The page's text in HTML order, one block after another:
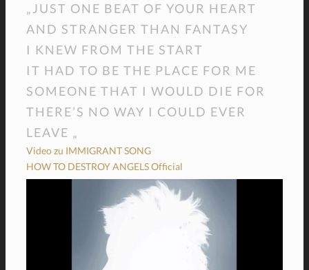
„JUST ONE BEAT OF YOUR HEART
AND STRANGER THAN FANTASY
I KNEW FROM THE START
IT HAD TO BE THE PLACE FOR ME
SOMEONE THAT I WOULD DIE FOR
THERE’S NO WAY I COULD EVER
LEAVE „
Video zu IMMIGRANT SONG
HOW TO DESTROY ANGELS Official